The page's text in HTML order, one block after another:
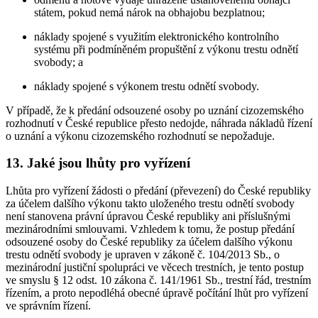
státem, pokud nemá nárok na obhajobu bezplatnou;
náklady spojené s využitím elektronického kontrolního
systému při podmíněném propuštění z výkonu trestu odnětí
svobody; a
náklady spojené s výkonem trestu odnětí svobody.
V případě, že k předání odsouzené osoby po uznání cizozemského
rozhodnutí v České republice přesto nedojde, náhrada nákladů řízení
o uznání a výkonu cizozemského rozhodnutí se nepožaduje.
13. Jaké jsou lhůty pro vyřízení
Lhůta pro vyřízení žádosti o předání (převezení) do České republiky
za účelem dalšího výkonu takto uloženého trestu odnětí svobody
není stanovena právní úpravou České republiky ani příslušnými
mezinárodními smlouvami. Vzhledem k tomu, že postup předání
odsouzené osoby do České republiky za účelem dalšího výkonu
trestu odnětí svobody je upraven v zákoně č. 104/2013 Sb., o
mezinárodní justiční spolupráci ve věcech trestních, je tento postup
ve smyslu § 12 odst. 10 zákona č. 141/1961 Sb., trestní řád, trestním
řízením, a proto nepodléhá obecné úpravě počítání lhůt pro vyřízení
ve správním řízení.